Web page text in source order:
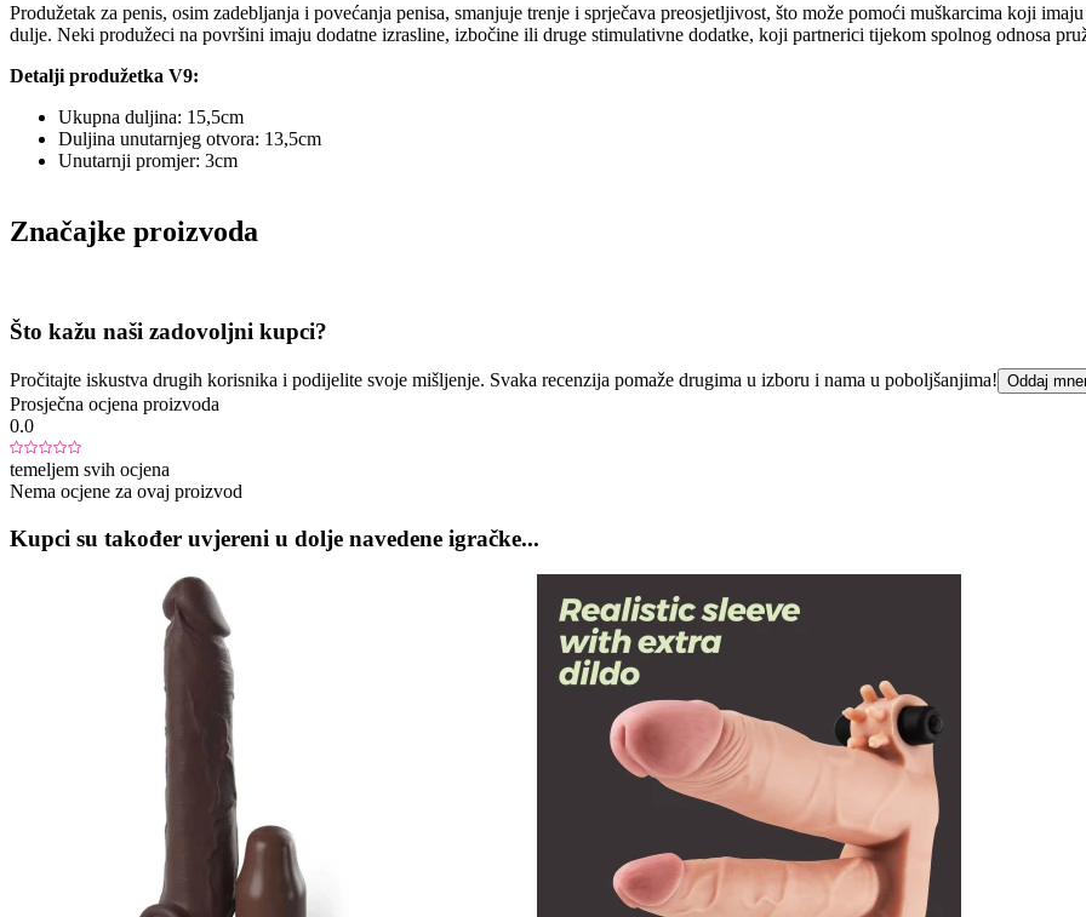
Produžetak za penis, osim zadebljanja i povećanja penisa, smanjuje trenje i sprječava preosjetljivost, što može pomoći muškarcima koji
dulje. Neki produžeci na površini imaju dodatne izrasline, izbočine ili druge stimulativne dodatke, koji partnerici tijekom spolnog odnosa
Detalji produžetka V9:
Ukupna duljina: 15,5cm
Duljina unutarnjeg otvora: 13,5cm
Unutarnji promjer: 3cm
Značajke proizvoda
Što kažu naši zadovoljni kupci?
Pročitajte iskustva drugih korisnika i podijelite svoje mišljenje. Svaka recenzija pomaže drugima u izboru i nama u poboljšanjima! Oddaj
Prosječna ocjena proizvoda
0.0
temeljem svih ocjena
Nema ocjene za ovaj proizvod
Kupci su također uvjereni u dolje navedene igračke...